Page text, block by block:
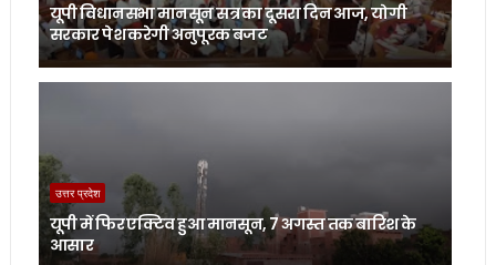
यूपी विधानसभा मानसून सत्र का दूसरा दिन आज, योगी
सरकार पेश करेगी अनुपूरक बजट
उत्तर प्रदेश
यूपी में फिर एक्टिव हुआ मानसून, 7 अगस्त तक बारिश के
आसार